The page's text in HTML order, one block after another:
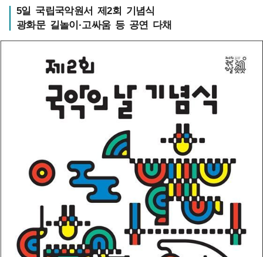
5일 국립국악원서 제2회 기념식
광화문 길놀이·고싸움 등 공연 다채